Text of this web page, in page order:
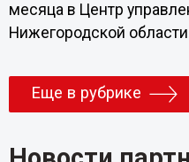
месяца в Центр
Нижегородской
Еще в рубрике